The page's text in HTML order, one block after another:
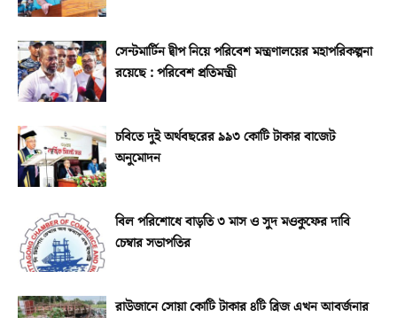
সেন্টমার্টিন দ্বীপ নিয়ে পরিবেশ মন্ত্রণালয়ের মহাপরিকল্পনা
রয়েছে : পরিবেশ প্রতিমন্ত্রী
চবিতে দুই অর্থবছরের ৯৯৩ কোটি টাকার বাজেট
অনুমোদন
বিল পরিশোধে বাড়তি ৩ মাস ও সুদ মওকুফের দাবি
চেম্বার সভাপতির
রাউজানে সোয়া কোটি টাকার ৪টি ব্রিজ এখন আবর্জনার